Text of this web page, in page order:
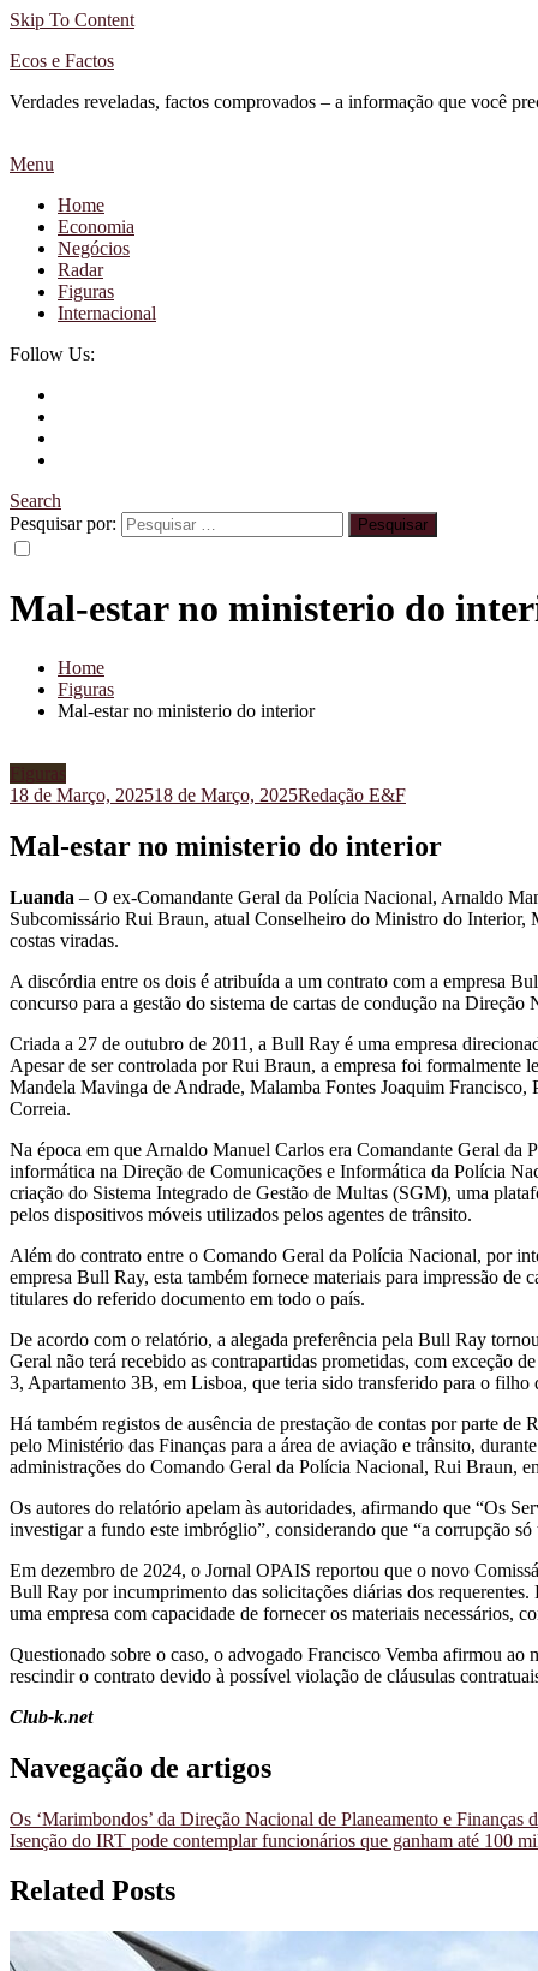
Skip To Content
Ecos e Factos
Verdades reveladas, factos comprovados – a informação que você
Menu
Home
Economia
Negócios
Radar
Figuras
Internacional
Follow Us:
Search
Pesquisar por:
Mal-estar no ministerio do
Home
Figuras
Mal-estar no ministerio do interior
Figuras
18 de Março, 202518 de Março, 2025Redação E&F
Mal-estar no ministerio do interior
Luanda – O ex-Comandante Geral da Polícia Nacional, Arnaldo
Subcomissário Rui Braun, atual Conselheiro do Ministro do Interior,
costas viradas.
A discórdia entre os dois é atribuída a um contrato com a empresa
concurso para a gestão do sistema de cartas de condução na
Criada a 27 de outubro de 2011, a Bull Ray é uma empresa
Apesar de ser controlada por Rui Braun, a empresa foi formalmente
Mandela Mavinga de Andrade, Malamba Fontes Joaquim
Correia.
Na época em que Arnaldo Manuel Carlos era Comandante Geral
informática na Direção de Comunicações e Informática da Polícia
criação do Sistema Integrado de Gestão de Multas (SGM), uma
pelos dispositivos móveis utilizados pelos agentes de trânsito.
Além do contrato entre o Comando Geral da Polícia Nacional, por
empresa Bull Ray, esta também fornece materiais para impressão
titulares do referido documento em todo o país.
De acordo com o relatório, a alegada preferência pela Bull Ray
Geral não terá recebido as contrapartidas prometidas, com exceção
3, Apartamento 3B, em Lisboa, que teria sido transferido para o
Há também registos de ausência de prestação de contas por parte
pelo Ministério das Finanças para a área de aviação e trânsito,
administrações do Comando Geral da Polícia Nacional, Rui Braun,
Os autores do relatório apelam às autoridades, afirmando que “Os
investigar a fundo este imbróglio”, considerando que “a corrupção
Em dezembro de 2024, o Jornal OPAIS reportou que o novo
Bull Ray por incumprimento das solicitações diárias dos
uma empresa com capacidade de fornecer os materiais necessários,
Questionado sobre o caso, o advogado Francisco Vemba afirmou
rescindir o contrato devido à possível violação de cláusulas
Club-k.net
Navegação de artigos
Os ‘Marimbondos’ da Direção Nacional de Planeamento e Finanças
Isenção do IRT pode contemplar funcionários que ganham até 100
Related Posts